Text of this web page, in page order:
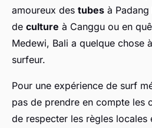
amoureux des tubes à
de culture à Canggu ou en
Medewi, Bali a quelque chose
surfeur.
Pour une expérience de surf
pas de prendre en compte les
de respecter les règles